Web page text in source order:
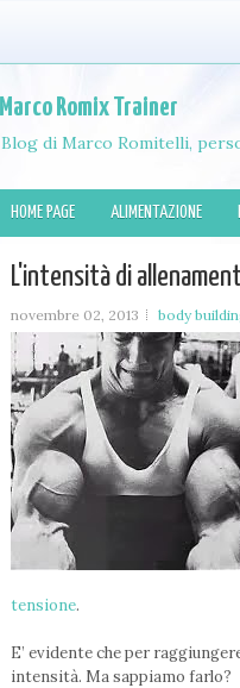
Marco Romix Trainer
Blog di Marco Romitelli,
HOME PAGE ALIMENTAZIONE
L'intensità di
novembre 02, 2013 body
tensione.
E’ evidente che per
intensità. Ma sappiamo farlo?